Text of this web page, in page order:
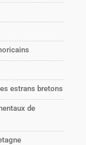
estrans bretons
de